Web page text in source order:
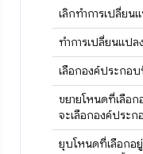
เลิกทำการเปลี่ยน
ทำการเปลี่ยนแปล
เลือกองค์ประกอ
ขยายโหนดที่เลือ
จะเลือกองค์ประ
ยุบโหนดที่เลือกอ